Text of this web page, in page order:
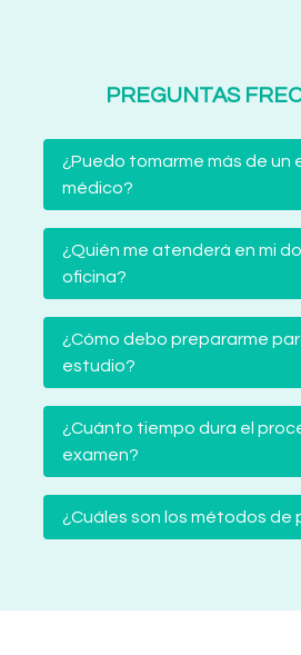
PREGUNTAS
¿Puedo tomarme más de un
médico?
¿Quién me atenderá en mi
oficina?
¿Cómo debo prepararme
estudio?
¿Cuánto tiempo dura el
examen?
¿Cuáles son los métodos de